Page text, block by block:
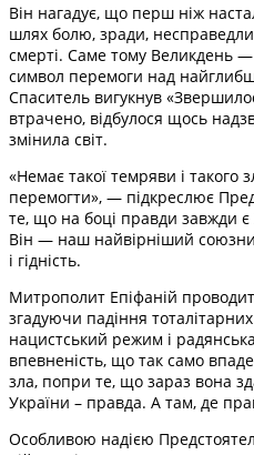
Він нагадує, що перш ніж
шлях болю, зради,
смерті. Саме тому Великдень
символ перемоги над
Спаситель вигукнув
втрачено, відбулося щось
змінила світ.
«Немає такої темряви і такого
перемогти», — підкреслює
те, що на боці правди завжди
Він — наш найвірніший
і гідність.
Митрополит Епіфаній
згадуючи падіння тоталітарних
нацистський режим і
впевненість, що так само
зла, попри те, що зараз вона
України – правда. А там, де
Особливою надією